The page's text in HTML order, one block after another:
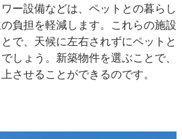
ー設備などは、ペットとの暮らし
負担を軽減します。これらの施設
で、天候に左右されずにペットと
しょう。新築物件を選ぶことで、
させることができるのです。